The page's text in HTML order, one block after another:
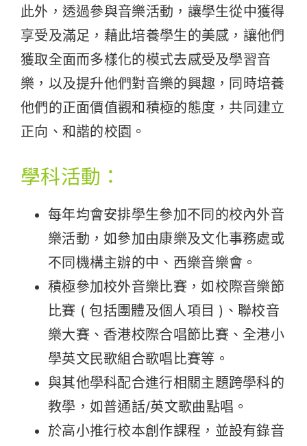
此外，透過參與音樂活動，讓學生從中獲得
享受及滿足，藉此培養學生的美感，讓他們
獲取全面而多樣化的模式去感受及學習音
樂，以及提升他們對音樂的興趣，同時培養
他們的正面價值觀和積極的態度，共同建立
正向、和諧的校園。
學科活動：
每年均會安排學生參加不同的校內外音
樂活動，如參加由康樂及文化事務處或
不同機構主辦的中、西樂音樂會。
積極參加校外音樂比賽，如校際音樂節
比賽 ( 包括團體及個人項目 )、聯校音
樂大賽、香港校際合唱節比賽、全港小
學英文民歌組合歌唱比賽等。
與其他學科配合進行相關主題跨學科的
教學，如普通話/英文歌曲點唱。
於高小推行校本創作課程，並設有錄音